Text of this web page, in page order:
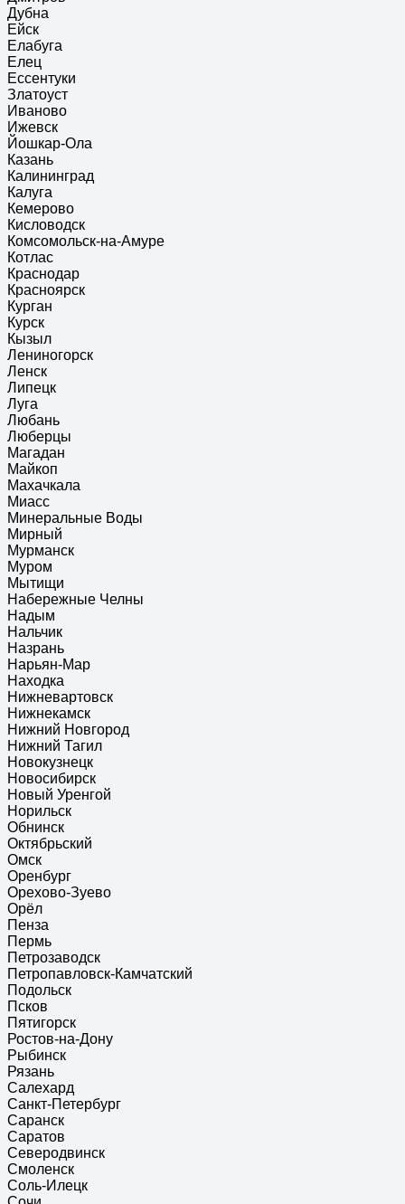
Дубна
Ейск
Елабуга
Елец
Ессентуки
Златоуст
Иваново
Ижевск
Йошкар-Ола
Казань
Калининград
Калуга
Кемерово
Кисловодск
Комсомольск-на-Амуре
Котлас
Краснодар
Красноярск
Курган
Курск
Кызыл
Лениногорск
Ленск
Липецк
Луга
Любань
Люберцы
Магадан
Майкоп
Махачкала
Миасс
Минеральные Воды
Мирный
Мурманск
Муром
Мытищи
Набережные Челны
Надым
Нальчик
Назрань
Нарьян-Мар
Находка
Нижневартовск
Нижнекамск
Нижний Новгород
Нижний Тагил
Новокузнецк
Новосибирск
Новый Уренгой
Норильск
Обнинск
Октябрьский
Омск
Оренбург
Орехово-Зуево
Орёл
Пенза
Пермь
Петрозаводск
Петропавловск-Камчатский
Подольск
Псков
Пятигорск
Ростов-на-Дону
Рыбинск
Рязань
Салехард
Санкт-Петербург
Саранск
Саратов
Северодвинск
Смоленск
Соль-Илецк